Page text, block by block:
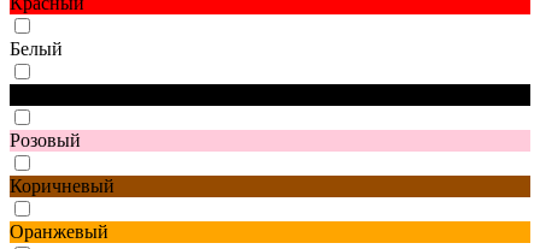
Белый
Розовый
Коричневый
Оранжевый